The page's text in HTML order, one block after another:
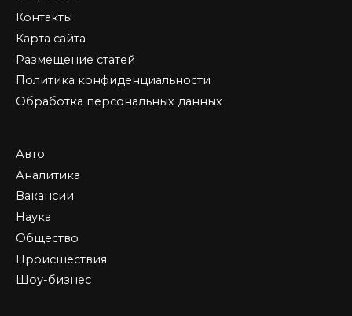
Контакты
Карта сайта
Размещение статей
Политика конфиденциальности
Обработка персональных данных
Авто
Аналитика
Вакансии
Наука
Общество
Происшествия
Шоу-бизнес